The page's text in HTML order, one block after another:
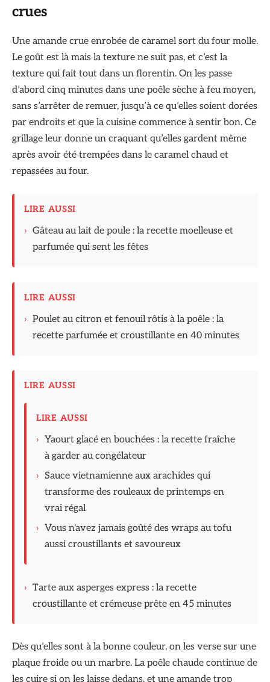
crues
Une amande crue enrobée de caramel sort du four molle.
Le goût est là mais la texture ne suit pas, et c’est la
texture qui fait tout dans un florentin. On les passe
d’abord cinq minutes dans une poêle sèche à feu moyen,
sans s’arrêter de remuer, jusqu’à ce qu’elles soient dorées
par endroits et que la cuisine commence à sentir bon. Ce
grillage leur donne un craquant qu’elles gardent même
après avoir été trempées dans le caramel chaud et
repassées au four.
LIRE AUSSI
› Gâteau au lait de poule : la recette moelleuse et
parfumée qui sent les fêtes
LIRE AUSSI
› Poulet au citron et fenouil rôtis à la poêle : la
recette parfumée et croustillante en 40 minutes
LIRE AUSSI
LIRE AUSSI
› Yaourt glacé en bouchées : la recette fraîche
à garder au congélateur
› Sauce vietnamienne aux arachides qui
transforme des rouleaux de printemps en
vrai régal
› Vous n'avez jamais goûté des wraps au tofu
aussi croustillants et savoureux
› Tarte aux asperges express : la recette
croustillante et crémeuse prête en 45 minutes
Dès qu’elles sont à la bonne couleur, on les verse sur une
plaque froide ou un marbre. La poêle chaude continue de
les cuire si on les laisse dedans, et une amande trop